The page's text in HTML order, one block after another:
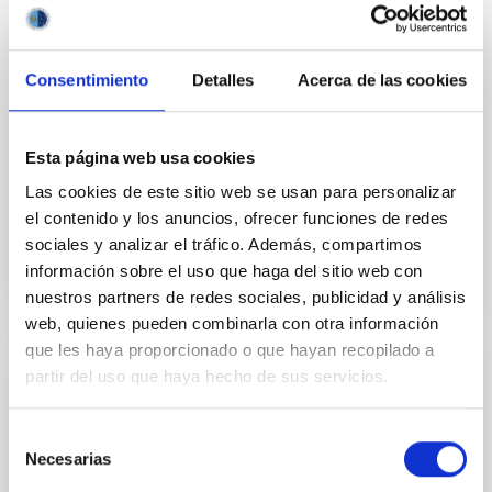
Consentimiento Detalles Acerca de las cookies
Esta página web usa cookies
Las cookies de este sitio web se usan para personalizar
el contenido y los anuncios, ofrecer funciones de redes
sociales y analizar el tráfico. Además, compartimos
información sobre el uso que haga del sitio web con
nuestros partners de redes sociales, publicidad y análisis
web, quienes pueden combinarla con otra información
que les haya proporcionado o que hayan recopilado a
partir del uso que haya hecho de sus servicios.
Necesarias
la formación en centros de trabajo CIFP La
Laguna
Realizar coordinadamente el programa formativo del
módulo profesional de FCT entre el centro docente y
No vigente
Convenio entre el Instituto de Astrofísica
de Canarias y la Universidad de La Laguna
ayudas en el Máster de Astrofísica